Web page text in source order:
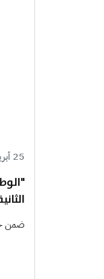
25 أبريل 2022
ضمن